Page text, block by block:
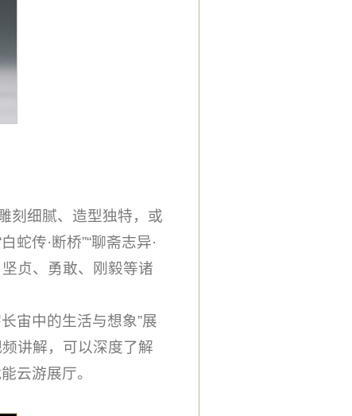
刻细腻、造型独特，或
蛇传·断桥”“聊斋志异·
贞、勇敢、刚毅等诸
宙中的生活与想象”展
讲解，可以深度了解
云游展厅。